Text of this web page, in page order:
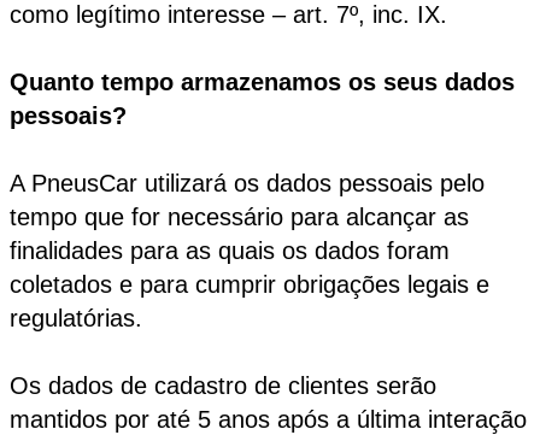
como legítimo interesse – art. 7º, inc. IX.
Quanto tempo armazenamos os seus dados
pessoais?
A PneusCar utilizará os dados pessoais pelo
tempo que for necessário para alcançar as
finalidades para as quais os dados foram
coletados e para cumprir obrigações legais e
regulatórias.
Os dados de cadastro de clientes serão
mantidos por até 5 anos após a última interação